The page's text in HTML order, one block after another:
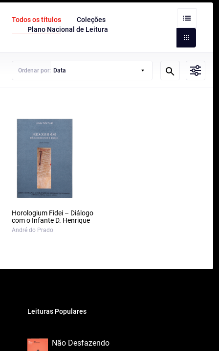
Todos os títulos
Coleções
Plano Nacional de Leitura
Ordenar por: Data
Horologium Fidei – Diálogo
com o Infante D. Henrique
André do Prado
Leituras Populares
Não Desfazendo